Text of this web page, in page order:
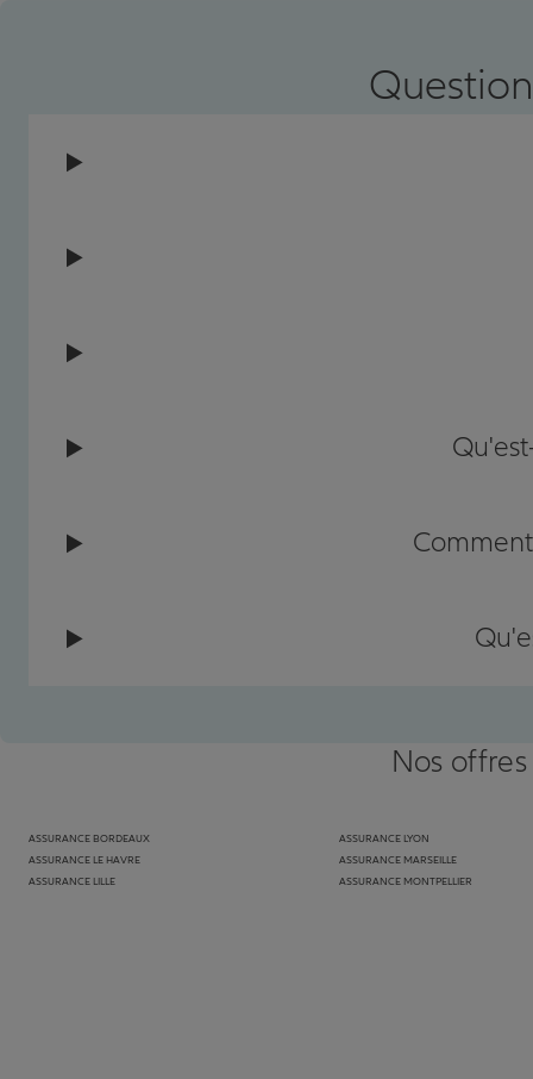
Nos
ASSURANCE BORDEAUX
ASSURANCE LE HAVRE
ASSURANCE LILLE
ASSURANCE LYON
ASSURANCE MARSEILLE
ASSURANCE MONTPELLIER